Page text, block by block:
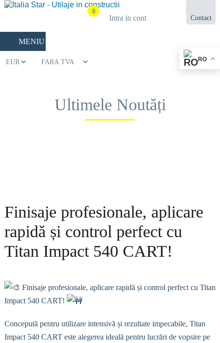
0
Intra in cont Contact
MENIU
Ultimele Noutăți
Finisaje profesionale, aplicare
rapidă și control perfect cu
Titan Impact 540 CART!
Finisaje profesionale, aplicare rapidă și control perfect cu Titan
Impact 540 CART!
Concepută pentru utilizare intensivă și rezultate impecabile, Titan
Impact 540 CART este alegerea ideală pentru lucrări de vopsire pe
RO